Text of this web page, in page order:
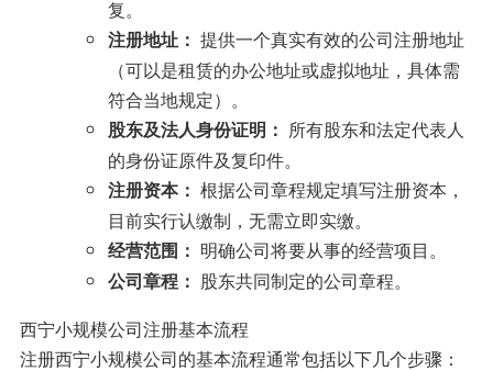
复。
注册地址： 提供一个真实有效的公司注册地址
（可以是租赁的办公地址或虚拟地址，具体需
符合当地规定）。
股东及法人身份证明： 所有股东和法定代表人
的身份证原件及复印件。
注册资本： 根据公司章程规定填写注册资本，
目前实行认缴制，无需立即实缴。
经营范围： 明确公司将要从事的经营项目。
公司章程： 股东共同制定的公司章程。
西宁小规模公司注册基本流程
注册西宁小规模公司的基本流程通常包括以下几个步骤：